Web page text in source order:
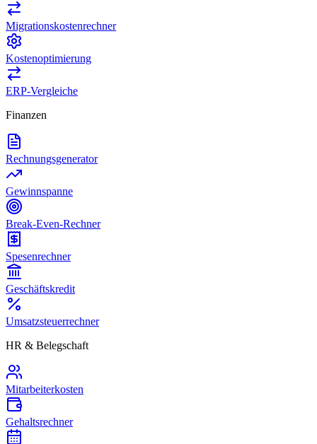
Migrationskostenrechner
Kostenoptimierung
ERP-Vergleiche
Finanzen
Rechnungsgenerator
Gewinnspanne
Break-Even-Rechner
Spesenrechner
Geschäftskredit
Umsatzsteuerrechner
HR & Belegschaft
Mitarbeiterkosten
Gehaltsrechner